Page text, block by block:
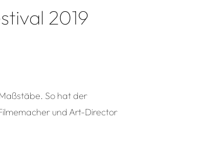
2019
So hat der
und Art-Director